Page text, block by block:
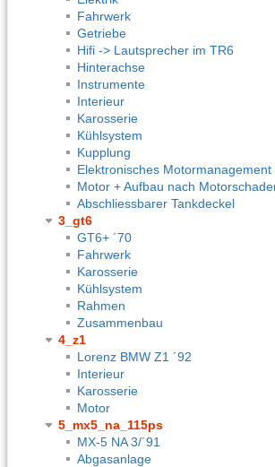
Fahrwerk
Getriebe
Hifi -> Lautsprecher im TR6
Hinterachse
Instrumente
Interieur
Karosserie
Kühlsystem
Kupplung
Elektronisches
Motor + Aufbau nach
Abschliessbarer Tankdeckel
3_gt6
GT6+ ´70
Fahrwerk
Karosserie
Kühlsystem
Rahmen
Zusammenbau
4_z1
Lorenz BMW Z1 ´92
Interieur
Karosserie
Motor
5_mx5_na_115ps
MX-5 NA 3/´91
Abgasanlage